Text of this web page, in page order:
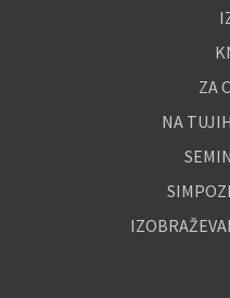
ZA
NA